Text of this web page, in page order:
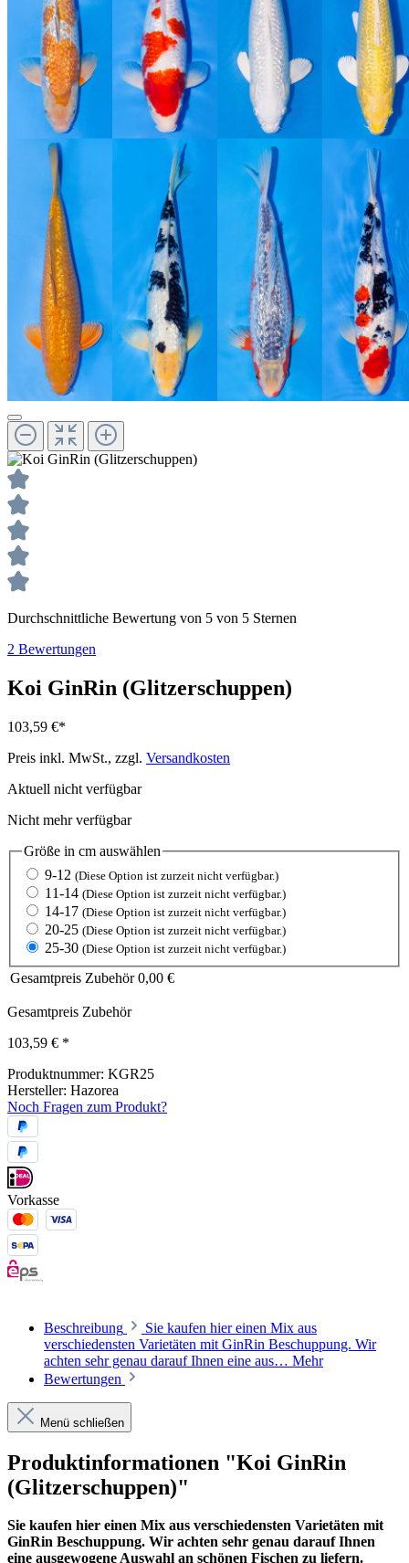
Durchschnittliche Bewertung von 5 von 5 Sternen
2 Bewertungen
Koi GinRin (Glitzerschuppen)
103,59 €*
Preis inkl. MwSt., zzgl. Versandkosten
Aktuell nicht verfügbar
Nicht mehr verfügbar
Größe in cm auswählen
9-12 (Diese Option ist zurzeit nicht verfügbar.)
11-14 (Diese Option ist zurzeit nicht verfügbar.)
14-17 (Diese Option ist zurzeit nicht verfügbar.)
20-25 (Diese Option ist zurzeit nicht verfügbar.)
25-30 (Diese Option ist zurzeit nicht verfügbar.)
Gesamtpreis Zubehör 0,00 €
Gesamtpreis Zubehör
103,59 € *
Produktnummer: KGR25
Hersteller: Hazorea
Noch Fragen zum Produkt?
Vorkasse
Beschreibung
Sie kaufen hier einen Mix aus
verschiedensten Varietäten mit GinRin Beschuppung. Wir
achten sehr genau darauf Ihnen eine aus… Mehr
Bewertungen
Menü schließen
Produktinformationen "Koi GinRin
(Glitzerschuppen)"
Sie kaufen hier einen Mix aus verschiedensten Varietäten mit
GinRin Beschuppung. Wir achten sehr genau darauf Ihnen
eine ausgewogene Auswahl an schönen Fischen zu liefern.